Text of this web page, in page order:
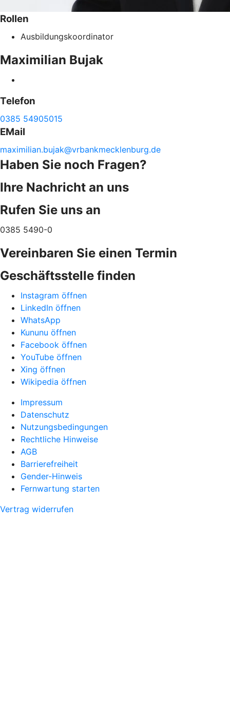
Rollen
Ausbildungskoordinator
Maximilian Bujak
Telefon
0385 54905015
EMail
maximilian.bujak@vrbankmecklenburg.de
Haben Sie noch Fragen?
Ihre Nachricht an uns
Rufen Sie uns an
0385 5490-0
Vereinbaren Sie einen Termin
Geschäftsstelle finden
Instagram öffnen
LinkedIn öffnen
WhatsApp
Kununu öffnen
Facebook öffnen
YouTube öffnen
Xing öffnen
Wikipedia öffnen
Impressum
Datenschutz
Nutzungsbedingungen
Rechtliche Hinweise
AGB
Barrierefreiheit
Gender-Hinweis
Fernwartung starten
Vertrag widerrufen